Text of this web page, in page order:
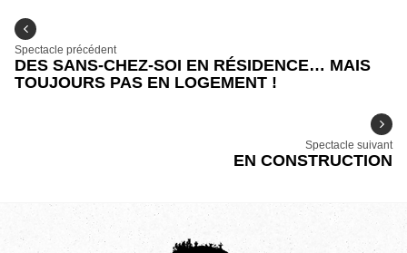
Spectacle précédent
DES SANS-CHEZ-SOI EN RÉSIDENCE… MAIS
TOUJOURS PAS EN LOGEMENT !
Spectacle suivant
EN CONSTRUCTION